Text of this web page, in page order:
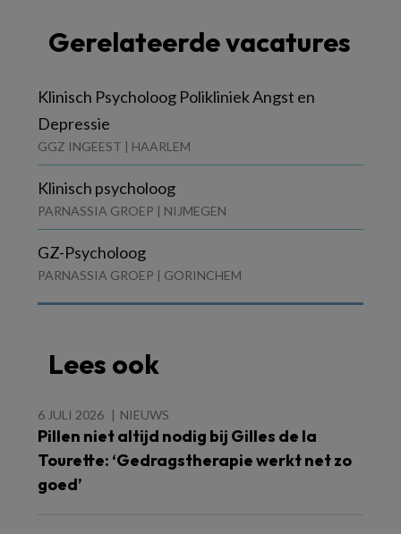
Gerelateerde vacatures
Klinisch Psycholoog Polikliniek Angst en
Depressie
GGZ INGEEST | HAARLEM
Klinisch psycholoog
PARNASSIA GROEP | NIJMEGEN
GZ-Psycholoog
PARNASSIA GROEP | GORINCHEM
Lees ook
6 JULI 2026 NIEUWS
Pillen niet altijd nodig bij Gilles de la
Tourette: ‘Gedragstherapie werkt net zo
goed’